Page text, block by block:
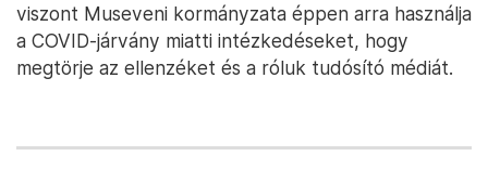
viszont Museveni kormányzata éppen arra használja
a COVID-járvány miatti intézkedéseket, hogy
megtörje az ellenzéket és a róluk tudósító médiát.